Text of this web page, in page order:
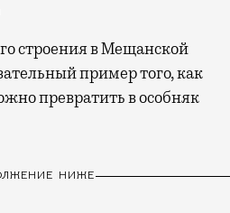
пример того, как
превратить в особняк
НИЖЕ